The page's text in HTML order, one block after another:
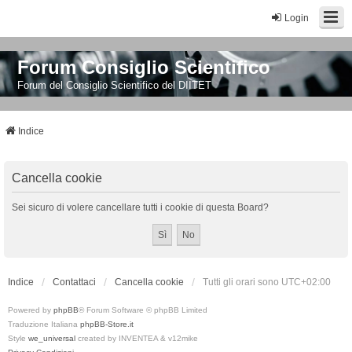
Login
Forum Consiglio Scientifico
Forum del Consiglio Scientifico del DIITET
Indice
Cancella cookie
Sei sicuro di volere cancellare tutti i cookie di questa Board?
Indice Contattaci Cancella cookie Tutti gli orari sono UTC+02:00
Powered by phpBB® Forum Software © phpBB Limited
Traduzione Italiana phpBB-Store.it
Style we_universal created by INVENTEA & v12mike